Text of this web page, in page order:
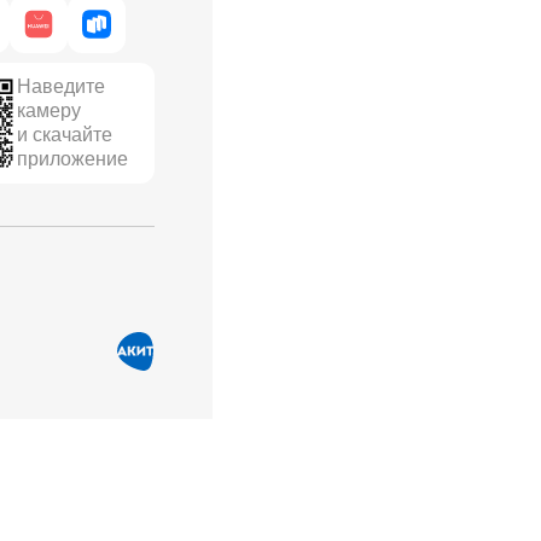
Наведите
камеру
и скачайте
приложение